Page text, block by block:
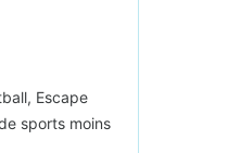
Escape
sports moins